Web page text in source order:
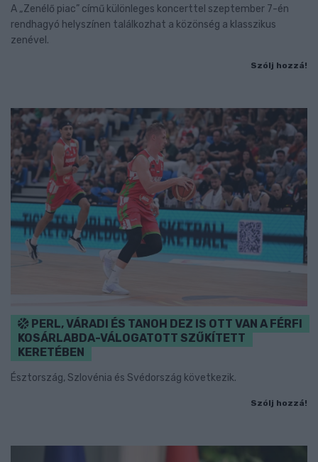
A „Zenélő piac” című különleges koncerttel szeptember 7-én
rendhagyó helyszínen találkozhat a közönség a klasszikus
zenével.
Szólj hozzá!
PERL, VÁRADI ÉS TANOH DEZ IS OTT VAN A FÉRFI
KOSÁRLABDA-VÁLOGATOTT SZŰKÍTETT
KERETÉBEN
Észtország, Szlovénia és Svédország következik.
Szólj hozzá!